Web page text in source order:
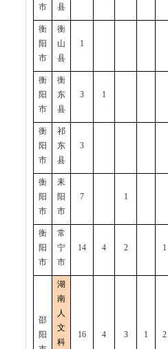
市
县
衡
阳
市
衡
山
县
1
衡
阳
市
衡
东
县
3 1
衡
阳
市
祁
东
县
3
衡
阳
市
耒
阳
市
7 1
衡
阳
市
常
宁
市
14 4 2 1
邵
阳
湖
南
人
文
科
16 4 3 1 2